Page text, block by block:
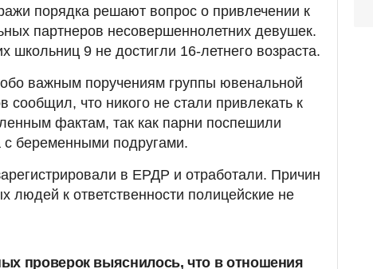
порядка решают вопрос о привлечении к
партнеров несовершеннолетних девушек.
школьниц 9 не достигли 16-летнего возраста.
важным поручениям группы ювенальной
сообщил, что никого не стали привлекать к
фактам, так как парни поспешили
с беременными подругами.
в ЕРДР и отработали. Причин
людей к ответственности полицейские не
проверок выяснилось, что в отношения